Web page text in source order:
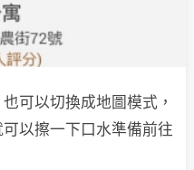
可以切換成地圖模式，
以擦一下口水準備前往